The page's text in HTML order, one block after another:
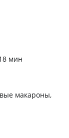
мин
макароны,